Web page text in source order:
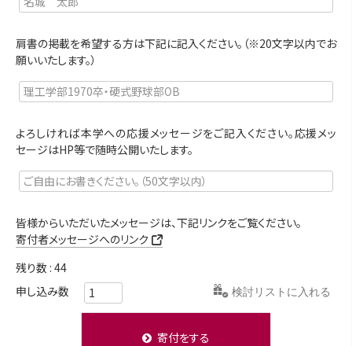
肩書の掲載を希望する方は下記に記入ください。（※20文字以内でお
願いいたします。）
よろしければ本学への応援メッセージをご記入ください。応援メッ
セージはHP等で随時公開いたします。
皆様からいただいたメッセージは、下記リンクをご覧ください。
寄付者メッセージへのリンク
残り数 44
検討リストに入れる
寄付をする